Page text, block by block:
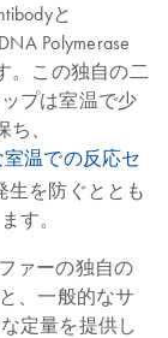
と
Polymerase
。この独自の二
プは室温で少
、
温での反応セ
生を防ぐととも
す。
ファーの独自の
、一般的なサ
定量を提供し